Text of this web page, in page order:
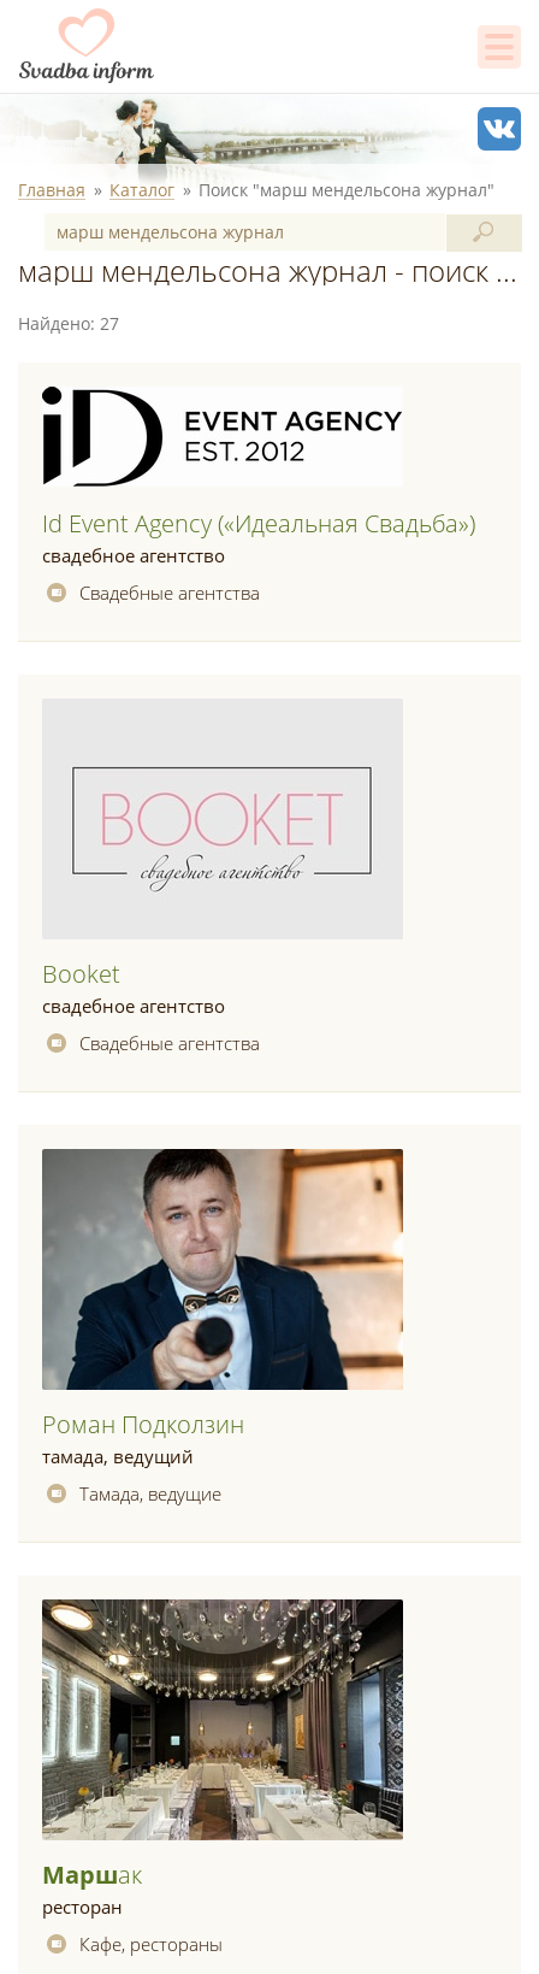
Главная Каталог Поиск "марш мендельсона журнал"
марш мендельсона журнал - поиск в каталоге
Найдено: 27
Id Event Agency («идеальная Свадьба»)
свадебное агентство
Свадебные агентства
Booket
свадебное агентство
Свадебные агентства
Роман Подколзин
тамада, ведущий
Тамада, ведущие
МаршАк
ресторан
Кафе, рестораны